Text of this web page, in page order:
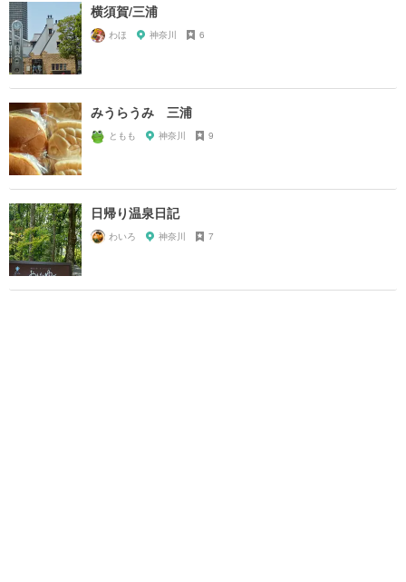
横須賀/三浦
わほ 神奈川 6
みうらうみ 三浦
ともも 神奈川 9
日帰り温泉日記
わいろ 神奈川 7